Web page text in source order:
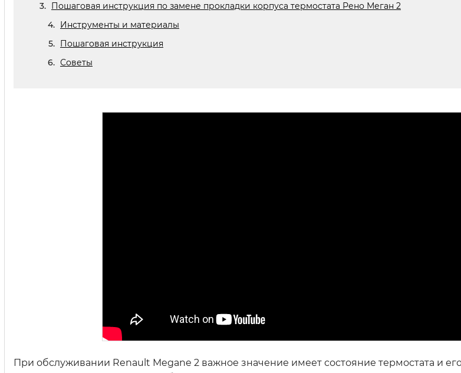
Пошаговая инструкция по замене прокладки корпуса термостата Рено Меган 2
Инструменты и материалы
Пошаговая инструкция
Советы
При обслуживании Renault Megane 2 важное значение имеет состояние термостата и